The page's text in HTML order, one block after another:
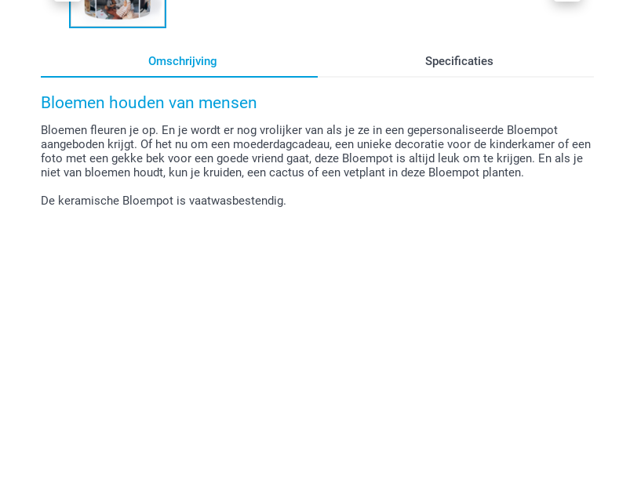
Omschrijving Specificaties
Bloemen houden van mensen
Bloemen fleuren je op. En je wordt er nog vrolijker van als je ze in een gepersonaliseerde Bloempot
aangeboden krijgt. Of het nu om een moederdagcadeau, een unieke decoratie voor de kinderkamer of een
foto met een gekke bek voor een goede vriend gaat, deze Bloempot is altijd leuk om te krijgen. En als je
niet van bloemen houdt, kun je kruiden, een cactus of een vetplant in deze Bloempot planten.
De keramische Bloempot is vaatwasbestendig.